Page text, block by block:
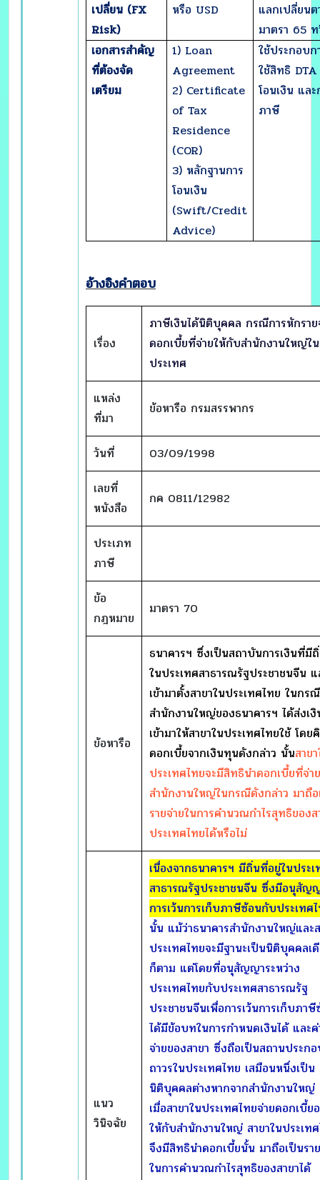
เปลี่ยน (FX
Risk)
หรือ USD
แลกเปลี่ยน
มาตรา 65
เอกสารสำคัญ
ที่ต้องจัด
เตรียม
1) Loan
Agreement
2) Certificate
of Tax
Residence
(COR)
3) หลักฐานการ
โอนเงิน
(Swift/Credit
Advice)
ใช้ประกอบก
ใช้สิทธิ
โอนเงิน แล
ภาษี
อ้างอิงคำตอบ
เรื่อง
ภาษีเงินได้นิติบุคคล กรณีการหักราย
ดอกเบี้ยที่จ่ายให้กับสำนักงานใหญ่ใ
ประเทศ
แหล่ง
ที่มา
ข้อหารือ กรมสรรพากร
วันที่
03/09/1998
เลขที่
หนังสือ
กค 0811/12982
ประเภท
ภาษี
ข้อ
กฎหมาย
มาตรา 70
ข้อหารือ
ธนาคารฯ ซึ่งเป็นสถาบันการเงินที่มี
ในประเทศสาธารณรัฐประชาชนจีน แ
เข้ามาตั้งสาขาในประเทศไทย ในกร
สำนักงานใหญ่ของธนาคารฯ ได้ส่งเ
เข้ามาให้สาขาในประเทศไทยใช้ โดย
ดอกเบี้ยจากเงินทุนดังกล่าว นั้นสาข
ประเทศไทยจะมีสิทธินำดอกเบี้ยที่จ่า
สำนักงานใหญ่ในกรณีดังกล่าว มาถื
รายจ่ายในการคำนวณกำไรสุทธิของส
ประเทศไทยได้หรือไม่
แนว
วินิจฉัย
เนื่องจากธนาคารฯ มีถิ่นที่อยู่ในประ
สาธารณรัฐประชาชนจีน ซึ่งมีอนุสัญ
การเว้นการเก็บภาษีซ้อนกับประเทศ
นั้น แม้ว่าธนาคารสำนักงานใหญ่และ
ประเทศไทยจะมีฐานะเป็นนิติบุคคลเ
ก็ตาม แต่โดยที่อนุสัญญาระหว่าง
ประเทศไทยกับประเทศสาธารณรัฐ
ประชาชนจีนเพื่อการเว้นการเก็บภา
ได้มีข้อบทในการกำหนดเงินได้ และค่
จ่ายของสาขา ซึ่งถือเป็นสถานประก
ถาวรในประเทศไทย เสมือนหนึ่งเป็น
นิติบุคคลต่างหากจากสำนักงานใหญ่
เมื่อสาขาในประเทศไทยจ่ายดอกเบี้ย
ให้กับสำนักงานใหญ่ สาขาในประเท
จึงมีสิทธินำดอกเบี้ยนั้น มาถือเป็นรา
ในการคำนวณกำไรสุทธิของสาขาได้